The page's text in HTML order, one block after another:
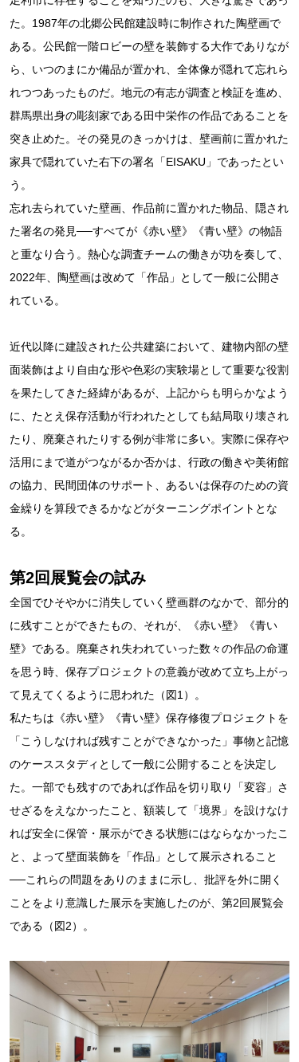
た。1987年の北郷公民館建設時に制作された陶壁画で
ある。公民館一階ロビーの壁を装飾する大作でありなが
ら、いつのまにか備品が置かれ、全体像が隠れて忘れら
れつつあったものだ。地元の有志が調査と検証を進め、
群馬県出身の彫刻家である田中栄作の作品であることを
突き止めた。その発見のきっかけは、壁画前に置かれた
家具で隠れていた右下の署名「EISAKU」であったとい
う。
忘れ去られていた壁画、作品前に置かれた物品、隠され
た署名の発見──すべてが《赤い壁》《青い壁》の物語
と重なり合う。熱心な調査チームの働きが功を奏して、
2022年、陶壁画は改めて「作品」として一般に公開さ
れている。
近代以降に建設された公共建築において、建物内部の壁
面装飾はより自由な形や色彩の実験場として重要な役割
を果たしてきた経緯があるが、上記からも明らかなよう
に、たとえ保存活動が行われたとしても結局取り壊され
たり、廃棄されたりする例が非常に多い。実際に保存や
活用にまで道がつながるか否かは、行政の働きや美術館
の協力、民間団体のサポート、あるいは保存のための資
金繰りを算段できるかなどがターニングポイントとな
る。
第2回展覧会の試み
全国でひそやかに消失していく壁画群のなかで、部分的
に残すことができたもの、それが、《赤い壁》《青い
壁》である。廃棄され失われていった数々の作品の命運
を思う時、保存プロジェクトの意義が改めて立ち上がっ
て見えてくるように思われた（図1）。
私たちは《赤い壁》《青い壁》保存修復プロジェクトを
「こうしなければ残すことができなかった」事物と記憶
のケーススタディとして一般に公開することを決定し
た。一部でも残すのであれば作品を切り取り「変容」さ
せざるをえなかったこと、額装して「境界」を設けなけ
れば安全に保管・展示ができる状態にはならなかったこ
と、よって壁面装飾を「作品」として展示されること
──これらの問題をありのままに示し、批評を外に開く
ことをより意識した展示を実施したのが、第2回展覧会
である（図2）。